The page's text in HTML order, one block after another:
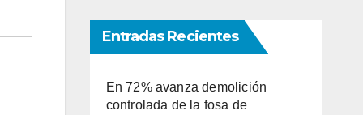
Entradas Recientes
En 72% avanza demolición
controlada de la fosa de